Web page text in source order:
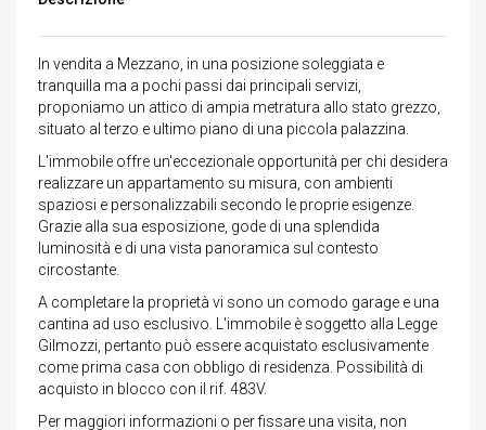
In vendita a Mezzano, in una posizione soleggiata e
tranquilla ma a pochi passi dai principali servizi,
proponiamo un attico di ampia metratura allo stato grezzo,
situato al terzo e ultimo piano di una piccola palazzina.
L'immobile offre un'eccezionale opportunità per chi desidera
realizzare un appartamento su misura, con ambienti
spaziosi e personalizzabili secondo le proprie esigenze.
Grazie alla sua esposizione, gode di una splendida
luminosità e di una vista panoramica sul contesto
circostante.
A completare la proprietà vi sono un comodo garage e una
cantina ad uso esclusivo. L'immobile è soggetto alla Legge
Gilmozzi, pertanto può essere acquistato esclusivamente
come prima casa con obbligo di residenza. Possibilità di
acquisto in blocco con il rif. 483V.
Per maggiori informazioni o per fissare una visita, non